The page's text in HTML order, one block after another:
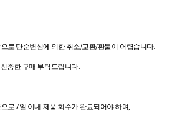
로 단순변심에 의한 취소/교환/환불이 어렵습니다.
신중한 구매 부탁드립니다.
로 7일 이내 제품 회수가 완료되어야 하며,